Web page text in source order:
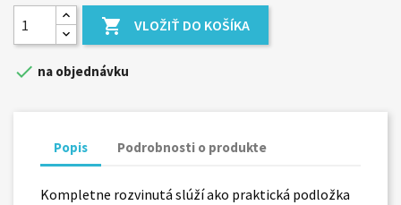
 VLOŽIŤ DO KOŠÍKA
 na objednávku
Popis Podrobnosti o produkte
Kompletne rozvinutá slúží ako praktická podložka